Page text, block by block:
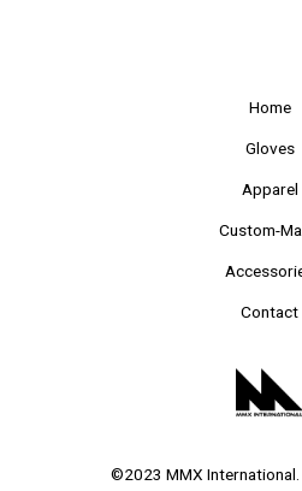
Home
Gloves
Apparel
Custom-
Contact
©2023 MMX International.